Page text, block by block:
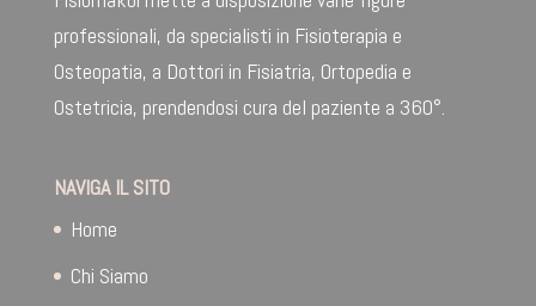
professionali, da specialisti in Fisioterapia e
Osteopatia, a Dottori in Fisiatria, Ortopedia e
Ostetricia, prendendosi cura del paziente a 360°.
NAVIGA IL SITO
Home
Chi Siamo